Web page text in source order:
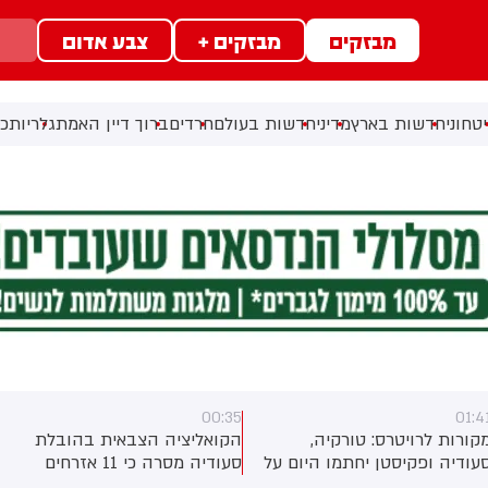
מבזקים מבזקים + צבע אדום
חדשות בארץמדיניחדשות בעולםחרדיםברוך דיין האמתגלריות
לרויטרס: טורקיה,
ופקיסטן יחתמו היום על
00:35
הקואליציה הצבאית בהובלת
סעודיה מסרה כי 11 אזרחים